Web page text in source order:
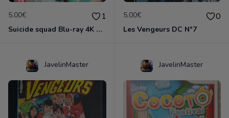
5.00€ 1
Suicide squad Blu-ray 4K ultra HD
5.00€ 0
Les Vengeurs DC N°7
JavelinMaster JavelinMaster